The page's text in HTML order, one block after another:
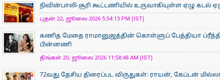
நிவின்பாலி-சூரி கூட்டணியில் உருவாகியுள்ள ஏழு கடல்
புதன் 22, ஜூலை 2026 5:54:13 PM (IST)
கணித மேதை ராமானுஜத்தின் கொள்ளுப் பேத்தியா
பின்னணி
திங்கள் 20, ஜூலை 2026 11:58:48 AM (IST)
72வது தேசிய திரைப்பட விருதுகள்: ராயன், கேப்டன்